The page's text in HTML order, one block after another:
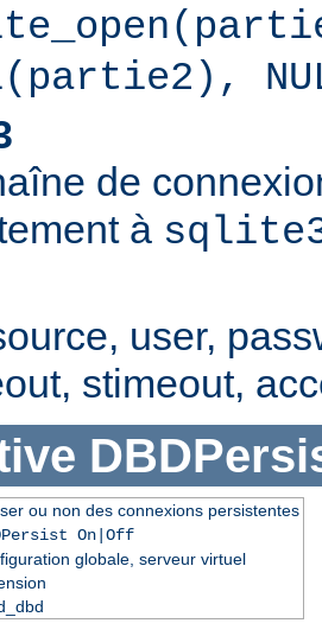
de
à
user,
stimeout,
ou non des connexions persistentes
On|Off
globale, serveur virtuel